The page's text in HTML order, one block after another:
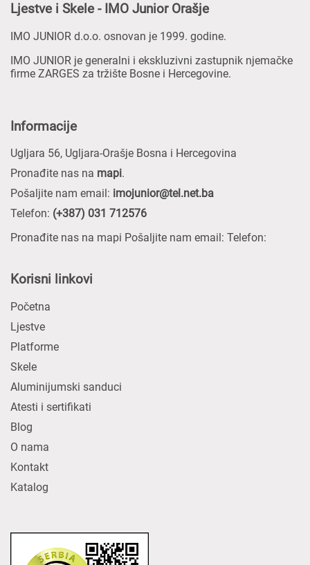
Ljestve i Skele - IMO Junior Orašje
IMO JUNIOR d.o.o. osnovan je 1999. godine.
IMO JUNIOR je generalni i ekskluzivni zastupnik njemačke
firme ZARGES za tržište Bosne i Hercegovine.
Informacije
Ugljara 56, Ugljara-Orašje Bosna i Hercegovina
Pronađite nas na mapi.
Pošaljite nam email: imojunior@tel.net.ba
Telefon: (+387) 031 712576
Pronađite nas na mapi Pošaljite nam email: Telefon:
Korisni linkovi
Početna
Ljestve
Platforme
Skele
Aluminijumski sanduci
Atesti i sertifikati
Blog
O nama
Kontakt
Katalog